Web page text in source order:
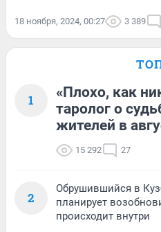
18 ноября, 2024, 00:27 3 389
1
«Плохо, как
таролог о
жителей в
15 292 27
2
Обрушившийся в
планирует
происходит внутри